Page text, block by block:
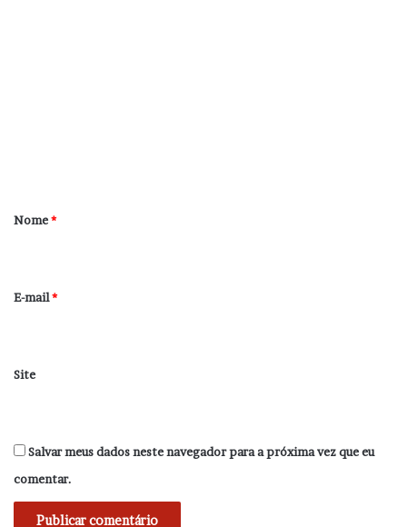
r
*
Nome*
E-mail*
Site
Salvar meus dados neste navegador para a próxima vez que eu
comentar.